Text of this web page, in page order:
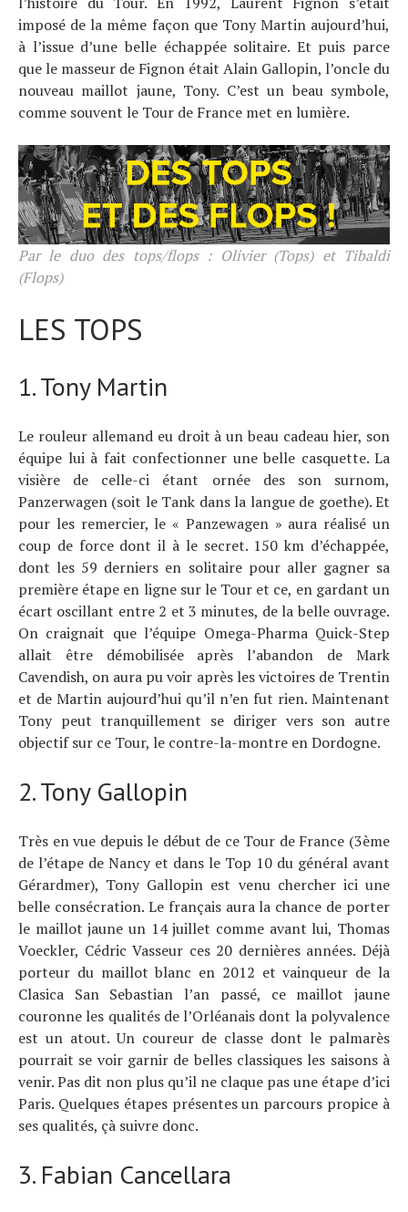
imposé de la même façon que Tony Martin aujourd’hui,
à l’issue d’une belle échappée solitaire. Et puis parce
que le masseur de Fignon était Alain Gallopin, l’oncle du
nouveau maillot jaune, Tony. C’est un beau symbole,
comme souvent le Tour de France met en lumière.
Par le duo des tops/flops : Olivier (Tops) et Tibaldi
(Flops)
LES TOPS
1. Tony Martin
Le rouleur allemand eu droit à un beau cadeau hier, son
équipe lui à fait confectionner une belle casquette. La
visière de celle-ci étant ornée des son surnom,
Panzerwagen (soit le Tank dans la langue de goethe). Et
pour les remercier, le « Panzewagen » aura réalisé un
coup de force dont il à le secret. 150 km d’échappée,
dont les 59 derniers en solitaire pour aller gagner sa
première étape en ligne sur le Tour et ce, en gardant un
écart oscillant entre 2 et 3 minutes, de la belle ouvrage.
On craignait que l’équipe Omega-Pharma Quick-Step
allait être démobilisée après l’abandon de Mark
Cavendish, on aura pu voir après les victoires de Trentin
et de Martin aujourd’hui qu’il n’en fut rien. Maintenant
Tony peut tranquillement se diriger vers son autre
objectif sur ce Tour, le contre-la-montre en Dordogne.
2. Tony Gallopin
Très en vue depuis le début de ce Tour de France (3ème
de l’étape de Nancy et dans le Top 10 du général avant
Gérardmer), Tony Gallopin est venu chercher ici une
belle consécration. Le français aura la chance de porter
le maillot jaune un 14 juillet comme avant lui, Thomas
Voeckler, Cédric Vasseur ces 20 dernières années. Déjà
porteur du maillot blanc en 2012 et vainqueur de la
Clasica San Sebastian l’an passé, ce maillot jaune
couronne les qualités de l’Orléanais dont la polyvalence
est un atout. Un coureur de classe dont le palmarès
pourrait se voir garnir de belles classiques les saisons à
venir. Pas dit non plus qu’il ne claque pas une étape d’ici
Paris. Quelques étapes présentes un parcours propice à
ses qualités, çà suivre donc.
3. Fabian Cancellara